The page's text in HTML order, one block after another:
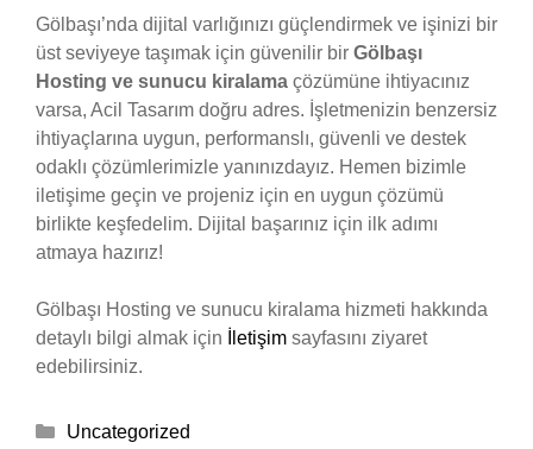
Gölbaşı’nda dijital varlığınızı güçlendirmek ve işinizi bir
üst seviyeye taşımak için güvenilir bir Gölbaşı
Hosting ve sunucu kiralama çözümüne ihtiyacınız
varsa, Acil Tasarım doğru adres. İşletmenizin benzersiz
ihtiyaçlarına uygun, performanslı, güvenli ve destek
odaklı çözümlerimizle yanınızdayız. Hemen bizimle
iletişime geçin ve projeniz için en uygun çözümü
birlikte keşfedelim. Dijital başarınız için ilk adımı
atmaya hazırız!
Gölbaşı Hosting ve sunucu kiralama hizmeti hakkında
detaylı bilgi almak için
İletişim sayfasını ziyaret
edebilirsiniz.
Kategoriler
Uncategorized